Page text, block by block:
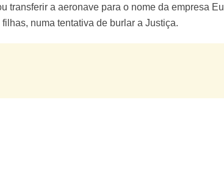
transferir a aeronave para o nome da empresa Eu
numa tentativa de burlar a Justiça.